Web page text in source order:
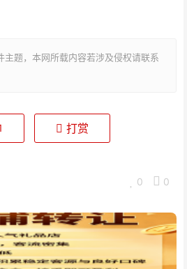
主题，本网所载内容若涉及侵权请联系
打赏
0 0